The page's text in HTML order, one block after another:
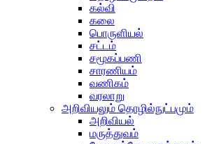
கல்வி
கலை
பொருளியல்
சட்டம்
சமூகப்பணி
சாரணியம்
வணிகம்
வரலாறு
அறிவியலும் தொழில்நுட்பமும்
அறிவியல்
மருத்துவம்